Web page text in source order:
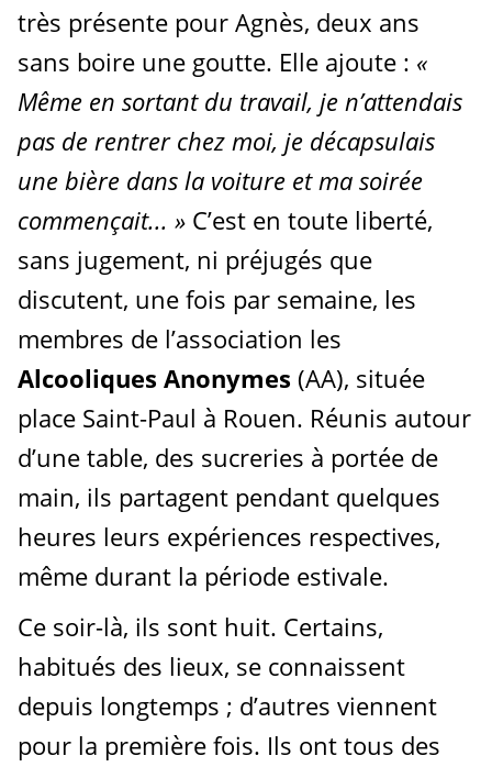
très présente pour Agnès, deux ans
sans boire une goutte. Elle ajoute : «
Même en sortant du travail, je n’attendais
pas de rentrer chez moi, je décapsulais
une bière dans la voiture et ma soirée
commençait... » C’est en toute liberté,
sans jugement, ni préjugés que
discutent, une fois par semaine, les
membres de l’association les
Alcooliques Anonymes (AA), située
place Saint-Paul à Rouen. Réunis autour
d’une table, des sucreries à portée de
main, ils partagent pendant quelques
heures leurs expériences respectives,
même durant la période estivale.
Ce soir-là, ils sont huit. Certains,
habitués des lieux, se connaissent
depuis longtemps ; d’autres viennent
pour la première fois. Ils ont tous des